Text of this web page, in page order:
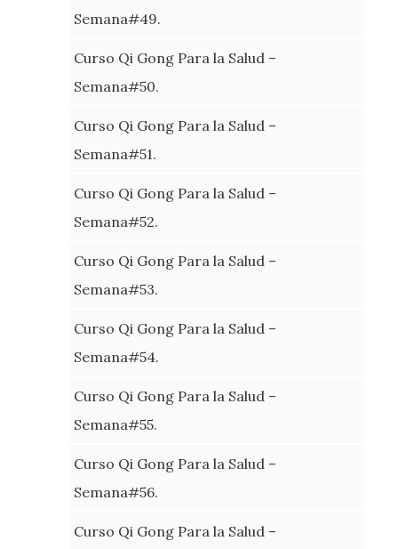
Semana#49.
Curso Qi Gong Para la Salud –
Semana#50.
Curso Qi Gong Para la Salud –
Semana#51.
Curso Qi Gong Para la Salud –
Semana#52.
Curso Qi Gong Para la Salud –
Semana#53.
Curso Qi Gong Para la Salud –
Semana#54.
Curso Qi Gong Para la Salud –
Semana#55.
Curso Qi Gong Para la Salud –
Semana#56.
Curso Qi Gong Para la Salud –